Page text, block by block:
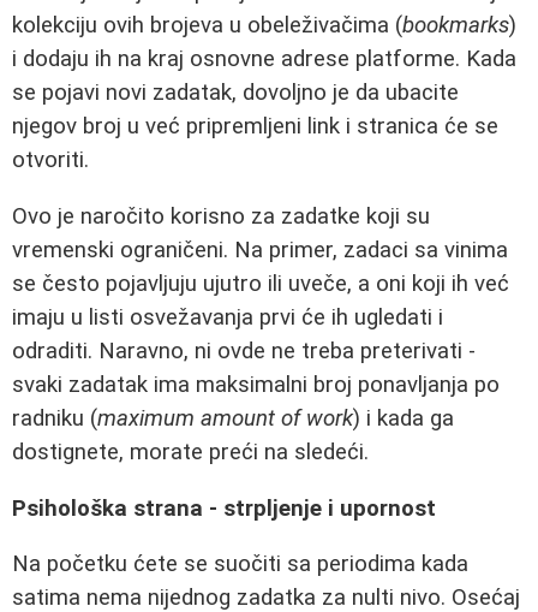
kolekciju ovih brojeva u obeleživačima (bookmarks)
i dodaju ih na kraj osnovne adrese platforme. Kada
se pojavi novi zadatak, dovoljno je da ubacite
njegov broj u već pripremljeni link i stranica će se
otvoriti.
Ovo je naročito korisno za zadatke koji su
vremenski ograničeni. Na primer, zadaci sa vinima
se često pojavljuju ujutro ili uveče, a oni koji ih već
imaju u listi osvežavanja prvi će ih ugledati i
odraditi. Naravno, ni ovde ne treba preterivati -
svaki zadatak ima maksimalni broj ponavljanja po
radniku (maximum amount of work) i kada ga
dostignete, morate preći na sledeći.
Psihološka strana - strpljenje i upornost
Na početku ćete se suočiti sa periodima kada
satima nema nijednog zadatka za nulti nivo. Osećaj